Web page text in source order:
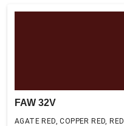
FAW 32V
AGATE RED, COPPER RED, RED